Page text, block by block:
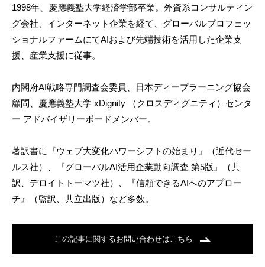
1998年、慶應義塾大学経済学部卒業。外資系コンサルティン
グ会社、インターネット企業を経て、グローバルプロフェッ
ショナルファームにてAIおよび先端技術を活用した企業支
援、産業支援に従事。
内閣府AI戦略専門調査会委員、日本ディープラーニング協会
顧問、慶應義塾大学 xDignity （クロスディグニティ）センタ
ー アドバイザリーボードメンバー。
著訳書に『ウェブ大変化パワーシフトの始まり』（近代セー
ルス社）、『グローバルAI活用企業動向調査 第5版』（共
訳、デロイトトーマツ社）、『信頼できるAIへのアプロー
チ』（監訳、共立出版）など多数。
この記事に関するお問い合わせはこちら